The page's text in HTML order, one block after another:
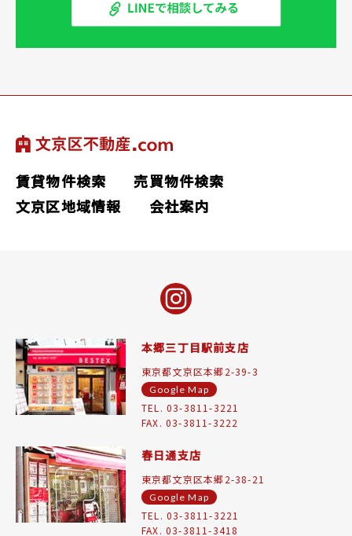
賃貸物件検索
売買物件検索
文京区地域情報
会社案内
本郷三丁目駅前支店
東京都文京区本郷2-39-3
Google Map
TEL. 03-3811-3221
FAX. 03-3811-3222
春日通支店
東京都文京区本郷2-38-21
Google Map
TEL. 03-3811-3221
FAX. 03-3811-3418